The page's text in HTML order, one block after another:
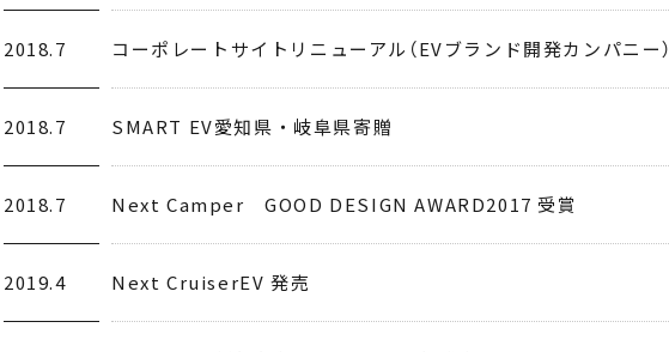
2018.7 コーポレートサイトリニューアル（EVブランド開発カンパニー）
2018.7 SMART EV愛知県・岐阜県寄贈
2018.7 Next Camper GOOD DESIGN AWARD2017 受賞
2019.4 Next CruiserEV 発売